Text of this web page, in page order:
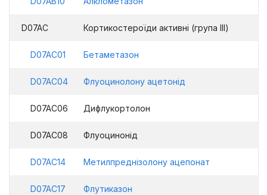
D07AC Кортикостероїди активні (група ІІІ)
D07AC01 Бетаметазон
D07AC04 Флуоцинолону ацетонід
D07AC06 Дифлукортолон
D07AC08 Флуоцинонід
D07AC14 Метилпреднізолону ацепонат
D07AC17 Флутиказон